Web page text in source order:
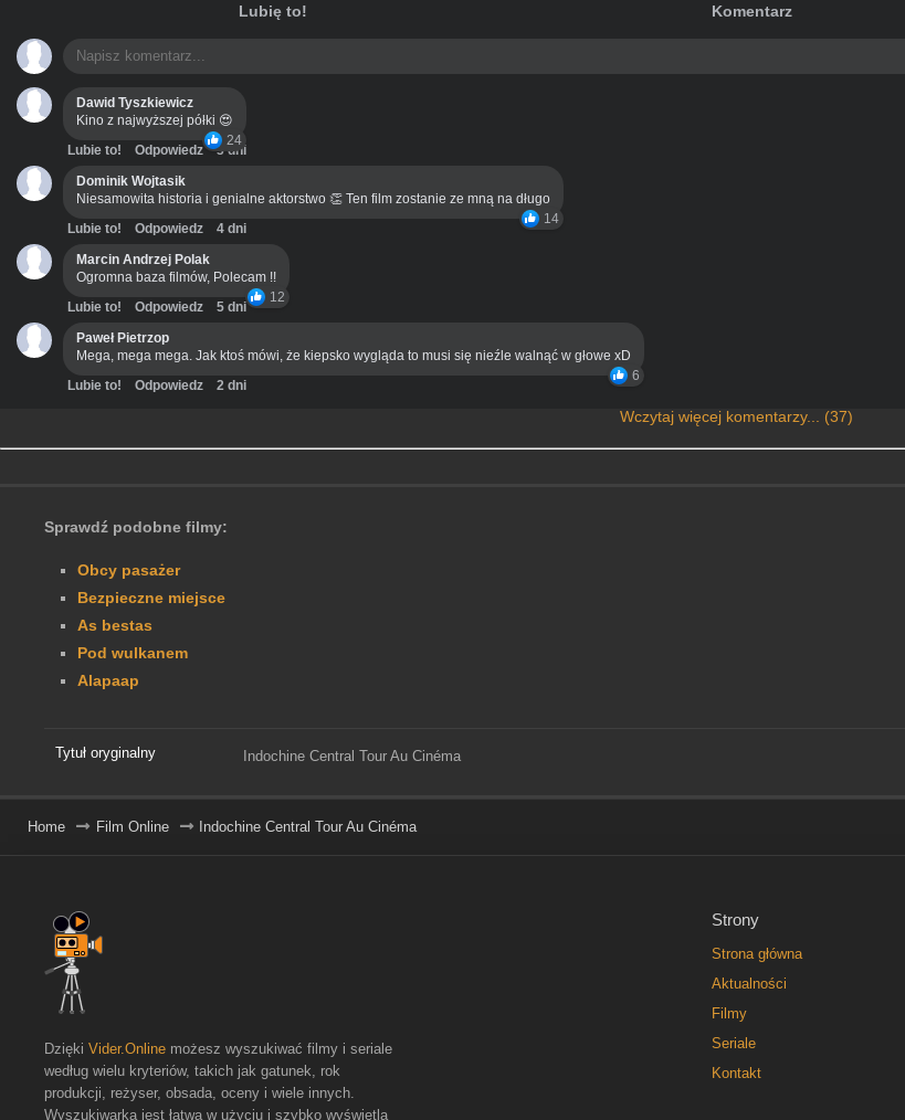
Lubię to! Komentarz
Dawid Tyszkiewicz
Kino z najwyższej półki 😍
24
Lubie to! Odpowiedz
3 dni
Dominik Wojtasik
Niesamowita historia i genialne aktorstwo 👏 Ten film zostanie ze mną na długo
14
Lubie to! Odpowiedz
4 dni
Marcin Andrzej Polak
Ogromna baza filmów, Polecam !!
12
Lubie to! Odpowiedz
5 dni
Paweł Pietrzop
Mega, mega mega. Jak ktoś mówi, że kiepsko wygląda to musi się nieźle walnąć w głowe xD
6
Lubie to! Odpowiedz 2 dni
Wczytaj więcej komentarzy... (37)
Sprawdź podobne filmy:
Obcy pasażer
Bezpieczne miejsce
As bestas
Pod wulkanem
Alapaap
Tytuł oryginalny Indochine Central Tour Au Cinéma
Home Film Online Indochine Central Tour Au Cinéma
Strony
Strona główna
Aktualności
Filmy
Seriale
Kontakt
Dzięki Vider.Online możesz wyszukiwać filmy i seriale
według wielu kryteriów, takich jak gatunek, rok
produkcji, reżyser, obsada, oceny i wiele innych.
Wyszukiwarka jest łatwa w użyciu i szybko wyświetla